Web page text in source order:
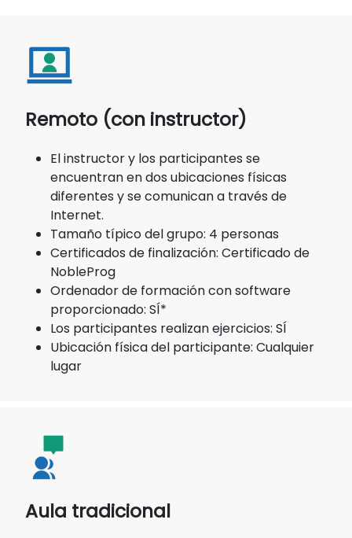
Remoto (con instructor)
El instructor y los participantes se
encuentran en dos ubicaciones físicas
diferentes y se comunican a través de
Internet.
Tamaño típico del grupo: 4 personas
Certificados de finalización: Certificado de
NobleProg
Ordenador de formación con software
proporcionado: SÍ*
Los participantes realizan ejercicios: SÍ
Ubicación física del participante: Cualquier
lugar
Aula tradicional